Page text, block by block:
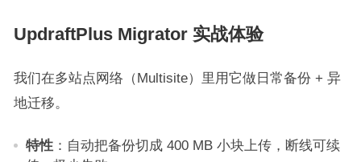
UpdraftPlus Migrator 实战体验
我们在多站点网络（Multisite）里用它做日常备份 + 异
地迁移。
特性：自动把备份切成 400 MB 小块上传，断线可续